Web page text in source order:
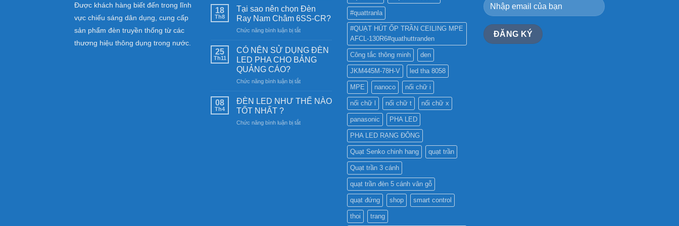
Được khách hàng biết đến trong lĩnh
vực chiếu sáng dân dụng, cung cấp
sản phẩm đèn truyền thống từ các
thương hiệu thông dụng trong nước.
năng
lượng
mặt
trời:
phá
công
sáng
vững
18
Th8
Tại sao nên chọn Đèn
Ray Nam Châm 6SS-CR?
Chức năng bình luận bị tắtở
sao
nên
chọn
Ray
Châm
25
Th11
CÓ NÊN SỬ DỤNG ĐÈN
LED PHA CHO BẢNG
QUẢNG CÁO?
Chức năng bình luận bị tắtở
NÊN
ĐÈN
08
Th4
ĐÈN LED NHƯ THẾ NÀO
TỐT NHẤT ?
Chức năng bình luận bị tắtở
#quattranla
#QUẠT HÚT ỐP TRẦN CEILING MPE
AFCL-130R6#quathuttranden
Công tắc thông minh den
JKM445M-78H-V led tha 8058
MPE nanoco nối chữ i
nối chữ l nối chữ t nối chữ x
panasonic PHA LED
PHA LED RẠNG ĐÔNG
Quạt Senko chinh hang quạt trần
Quạt trần 3 cánh
quạt trần đèn 5 cánh vân gỗ
quạt đứng shop smart control
thoi trang